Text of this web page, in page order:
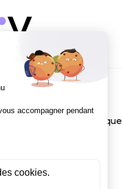
École de Direction Artistique